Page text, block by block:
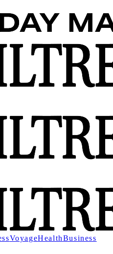
VoyageHealthBusiness